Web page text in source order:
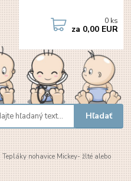
Hľadať
0 ks
za 0,00 EUR
Tepláky nohavice Mickey- žlté alebo